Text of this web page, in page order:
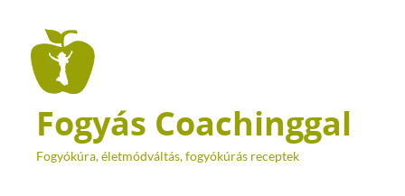
Fogyás Coachinggal
Fogyókúra, életmódváltás, fogyókúrás receptek